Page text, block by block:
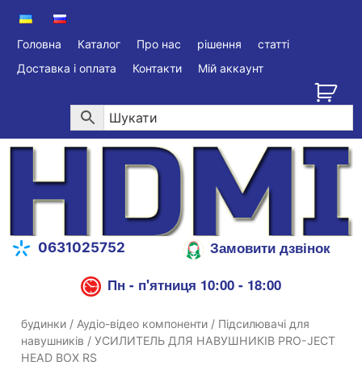
Головна Каталог Про нас рішення
статті
Доставка і оплата
Контакти Мій аккаунт
0631025752
Замовити дзвінок
Пн - п'ятниця 10:00 - 18:00
будинки / Аудіо-відео компоненти / Підсилювачі для
навушників / УСИЛИТЕЛЬ ДЛЯ НАВУШНИКІВ PRO-JECT
HEAD BOX RS